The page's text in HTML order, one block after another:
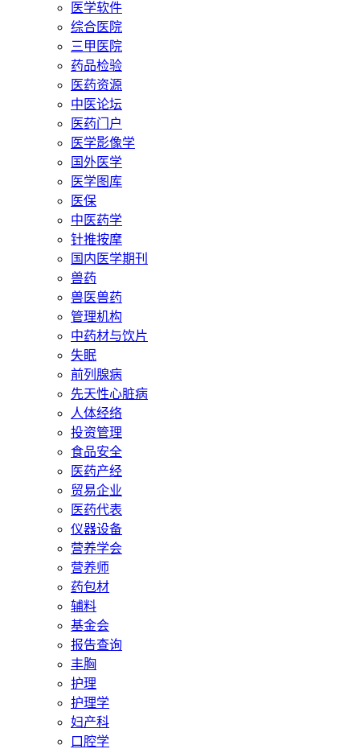
医学软件
综合医院
三甲医院
药品检验
医药资源
中医论坛
医药门户
医学影像学
国外医学
医学图库
医保
中医药学
针推按摩
国内医学期刊
兽药
兽医兽药
管理机构
中药材与饮片
失眠
前列腺病
先天性心脏病
人体经络
投资管理
食品安全
医药产经
贸易企业
医药代表
仪器设备
营养学会
营养师
药包材
辅料
基金会
报告查询
丰胸
护理
护理学
妇产科
口腔学